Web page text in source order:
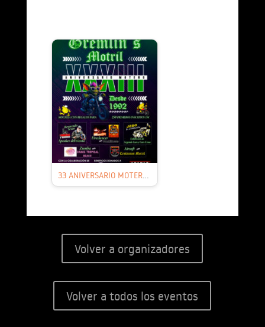
33 ANIVERSARIO MOTERO GREMLIN’S MOTRIL, GRANADA 6 y 7 DE SEPTIEMBRE 2025
Volver a organizadores
Volver a todos los eventos